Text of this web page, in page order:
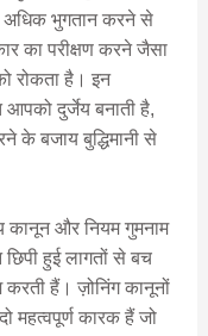
अधिक भुगतान करने से
का परीक्षण करने जैसा
रोकता है। इन
दुर्जेय बनाती है,
के बजाय बुद्धिमानी से
कानून और नियम गुमनाम
हुई लागतों से बच
हैं। ज़ोनिंग कानूनों
महत्वपूर्ण कारक हैं जो